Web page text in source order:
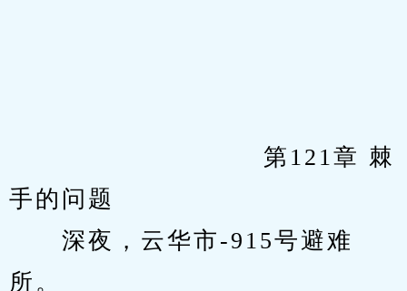
手的问题
深夜，云华市-915号避难
所。